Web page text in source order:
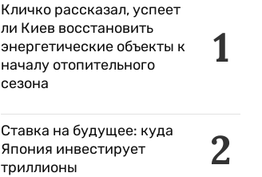
1
Кличко рассказал, успеет
ли Киев восстановить
энергетические объекты к
началу отопительного
сезона
2
Ставка на будущее: куда
Япония инвестирует
триллионы